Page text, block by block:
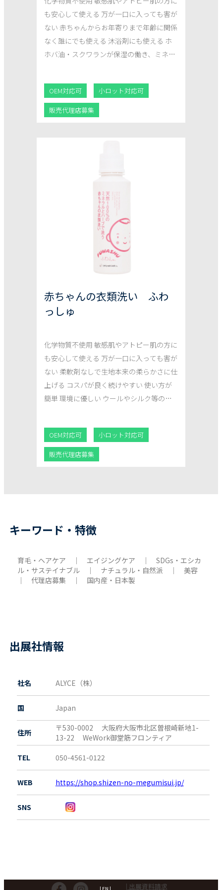
も安心して使える 万が一口に入っても害が
ない 赤ちゃんからお年寄りまで年齢に関係
なく誰にでも使える 沐浴剤にも使える ホ
ホバ油・スクワランが保湿の働き、ミネラ
OEM対応可 小ロット対応可
販売代理店募集
赤ちゃんの衣類洗い ふわ
っしゅ
化学物質不使用 敏感肌やアトピー肌の方に
も安心して使える 万が一口に入っても害が
ない 柔軟剤なしで生地本来の柔らかさに仕
上げる コスパが良く続けやすい 使い方が
簡単 環境に優しい ウールやシルク等のお
OEM対応可 小ロット対応可
販売代理店募集
キーワード・特徴
育毛・ヘアケア ｜ エイジングケア ｜ SDGs・エシカ
ル・サステイナブル ｜ ナチュラル・自然派 ｜ 美容
｜ 代理店募集 ｜ 国内産・日本製
出展社情報
社名 ALYCE（株）
国 Japan
住所 〒530-0002 大阪府大阪市北区曽根崎新地1-
13-22 WeWork御堂筋フロンティア
TEL
050-4561-0122
WEB https://shop.shizen-no-megumisui.jp/
SNS
| EN | | 出展資料請求